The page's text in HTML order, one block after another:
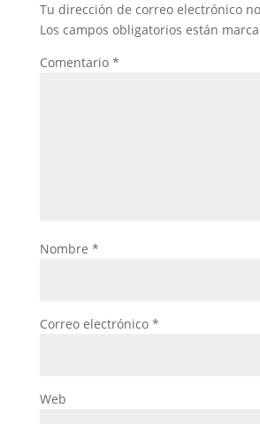
Tu dirección de correo electrónico
Los campos obligatorios están
Comentario *
Nombre *
Correo electrónico *
Web